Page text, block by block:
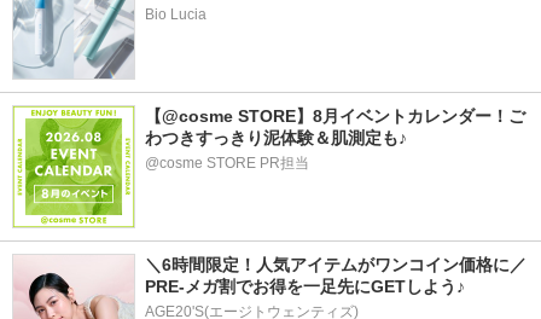
Bio Lucia
【@cosme STORE】8月イベントカレンダー！ご
わつきすっきり泥体験＆肌測定も♪
@cosme STORE PR担当
＼6時間限定！人気アイテムがワンコイン価格に／
PRE-メガ割でお得を一足先にGETしよう♪
AGE20'S(エージトウェンティズ)